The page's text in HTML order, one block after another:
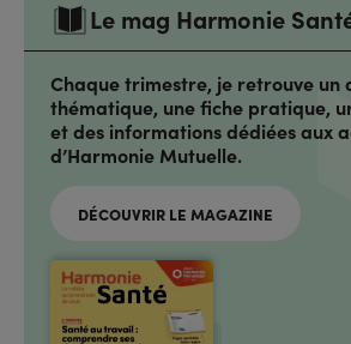
Le mag Harmonie
Chaque trimestre, je retrouve un
thématique, une fiche pratique,
et des informations dédiées aux
d’Harmonie Mutuelle.
DÉCOUVRIR LE MAGAZINE